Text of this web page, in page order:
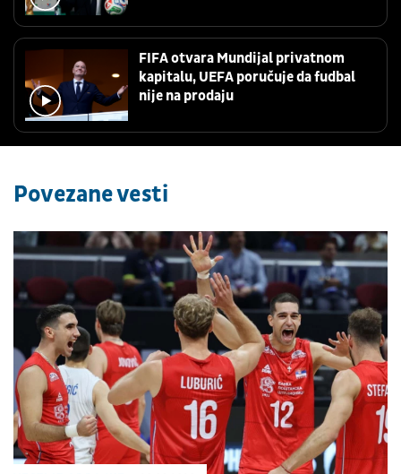
FIFA otvara Mundijal privatnom
kapitalu, UEFA poručuje da fudbal
nije na prodaju
Povezane vesti